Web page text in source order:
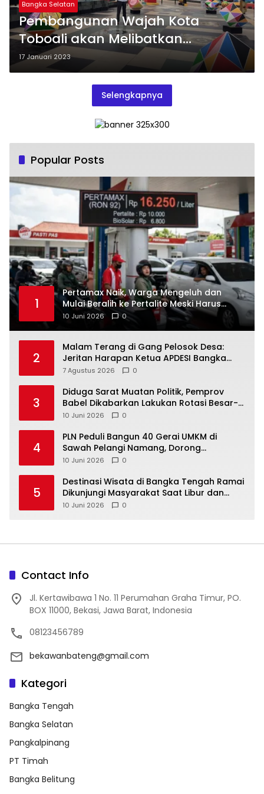
Bangka Selatan
Pembangunan Wajah Kota
Toboali akan Melibatkan
Masyarakat
17 Januari 2023
Selengkapnya
Popular Posts
1
‎Pertamax Naik, Warga Mengeluh dan
Mulai Beralih ke Pertalite Meski Harus
10 Juni 2026 0
2
Malam Terang di Gang Pelosok Desa:
Jeritan Harapan Ketua APDESI Bangka
Tengah untuk PLN Babel
7 Agustus 2026 0
3
‎Diduga Sarat Muatan Politik, Pemprov
Babel Dikabarkan Lakukan Rotasi Besar-
10 Juni 2026 0
4
‎PLN Peduli Bangun 40 Gerai UMKM di
Sawah Pelangi Namang, Dorong
10 Juni 2026 0
5
‎Destinasi Wisata di Bangka Tengah Ramai
Dikunjungi Masyarakat Saat Libur dan
Akhir Pekan
10 Juni 2026 0
Contact Info
Jl. Kertawibawa 1 No. 11 Perumahan Graha Timur, PO.
BOX 11000, Bekasi, Jawa Barat, Indonesia
08123456789
bekawanbateng@gmail.com
Kategori
Bangka Tengah
Bangka Selatan
Pangkalpinang
PT Timah
Bangka Belitung